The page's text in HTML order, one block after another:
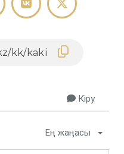
Кіру
Ең жаңасы